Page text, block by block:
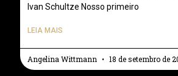
Ivan Schultze Nosso primeiro
LEIA MAIS
Angelina Wittmann 18 de setembro de